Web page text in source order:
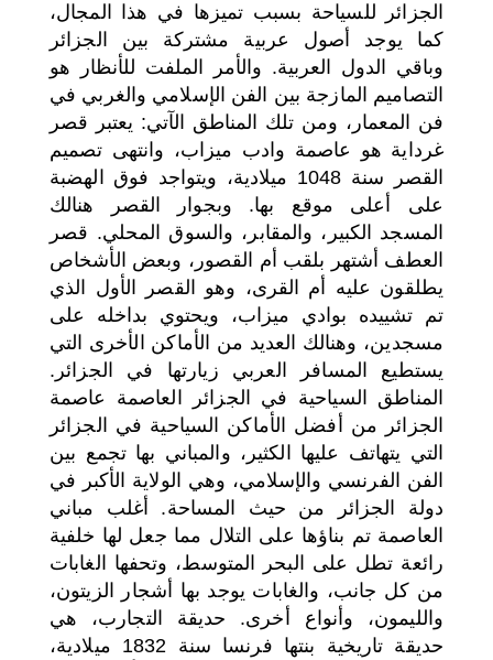
الجزائر للسياحة بسبب تميزها في هذا المجال،
كما يوجد أصول عربية مشتركة بين الجزائر
وباقي الدول العربية. والأمر الملفت للأنظار هو
التصاميم المازجة بين الفن الإسلامي والغربي في
فن المعمار، ومن تلك المناطق الآتي: يعتبر قصر
غرداية هو عاصمة وادب ميزاب، وانتهى تصميم
القصر سنة 1048 ميلادية، ويتواجد فوق الهضبة
على أعلى موقع بها. وبجوار القصر هنالك
المسجد الكبير، والمقابر، والسوق المحلي. قصر
العطف أشتهر بلقب أم القصور، وبعض الأشخاص
يطلقون عليه أم القرى، وهو القصر الأول الذي
تم تشييده بوادي ميزاب، ويحتوي بداخله على
مسجدين، وهنالك العديد من الأماكن الأخرى التي
يستطيع المسافر العربي زيارتها في الجزائر.
المناطق السياحية في الجزائر العاصمة عاصمة
الجزائر من أفضل الأماكن السياحية في الجزائر
التي يتهاتف عليها الكثير، والمباني بها تجمع بين
الفن الفرنسي والإسلامي، وهي الولاية الأكبر في
دولة الجزائر من حيث المساحة. أغلب مباني
العاصمة تم بناؤها على التلال مما جعل لها خلفية
رائعة تطل على البحر المتوسط، وتحفها الغابات
من كل جانب، والغابات يوجد بها أشجار الزيتون،
والليمون، وأنواع أخرى. حديقة التجارب، هي
حديقة تاريخية بنتها فرنسا سنة 1832 ميلادية،